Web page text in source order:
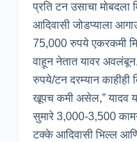
प्रति टन उसाचा मोबदला
आदिवासी जोडप्याला
75,000 रुपये एकरकमी
वाहून नेतात यावर
रुपये/टन दरम्यान काहीही
खूपच कमी असेल,” यादव
सुमारे 3,000-3,500
टक्के आदिवासी भिल्ल